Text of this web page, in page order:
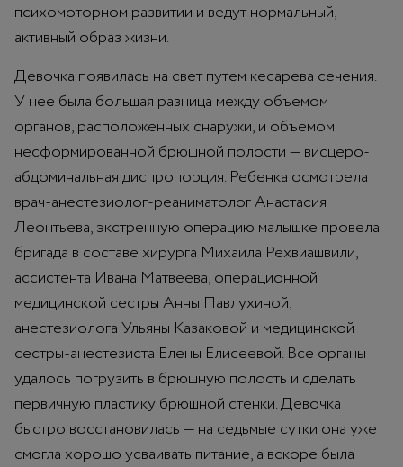
психомоторном развитии и ведут нормальный,
активный образ жизни.
Девочка появилась на свет путем кесарева сечения.
У нее была большая разница между объемом
органов, расположенных снаружи, и объемом
несформированной брюшной полости — висцеро-
абдоминальная диспропорция. Ребенка осмотрела
врач-анестезиолог-реаниматолог Анастасия
Леонтьева, экстренную операцию малышке провела
бригада в составе хирурга Михаила Рехвиашвили,
ассистента Ивана Матвеева, операционной
медицинской сестры Анны Павлухиной,
анестезиолога Ульяны Казаковой и медицинской
сестры-анестезиста Елены Елисеевой. Все органы
удалось погрузить в брюшную полость и сделать
первичную пластику брюшной стенки. Девочка
быстро восстановилась — на седьмые сутки она уже
смогла хорошо усваивать питание, а вскоре была